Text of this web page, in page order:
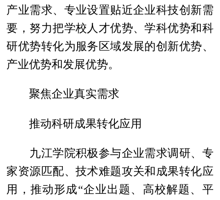
产业需求、专业设置贴近企业科技创新需
要，努力把学校人才优势、学科优势和科
研优势转化为服务区域发展的创新优势、
产业优势和发展优势。
聚焦企业真实需求
推动科研成果转化应用
九江学院积极参与企业需求调研、专
家资源匹配、技术难题攻关和成果转化应
用，推动形成“企业出题、高校解题、平